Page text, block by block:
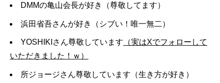
DMMの亀山会長が好き（尊敬してます）
浜田省吾さんが好き（シブい！唯一無二）
YOSHIKIさん尊敬しています （実はXでフォローして
いただきました！ｗ）
所ジョージさん尊敬しています（生き方が好き）